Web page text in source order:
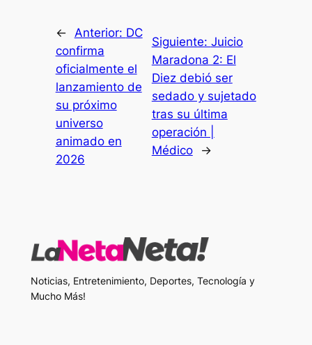
← Anterior: DC
confirma
oficialmente el
lanzamiento de
su próximo
universo
animado en
2026
Siguiente: Juicio
Maradona 2: El
Diez debió ser
sedado y sujetado
tras su última
operación |
Médico
→
Noticias, Entretenimiento, Deportes, Tecnología y
Mucho Más!